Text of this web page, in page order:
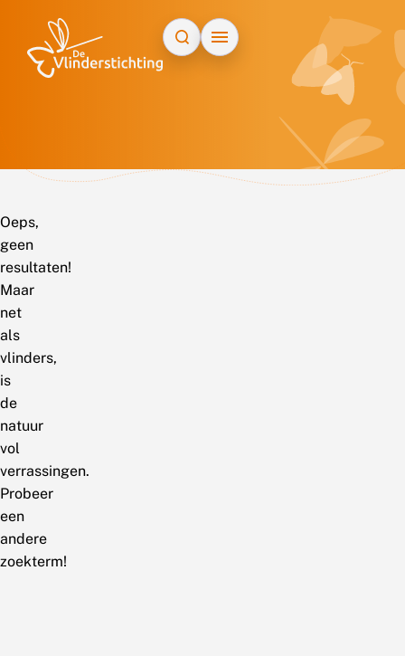
Oeps,
geen
resultaten!
Maar
net
als
vlinders,
is
de
natuur
vol
verrassingen.
Probeer
een
andere
zoekterm!